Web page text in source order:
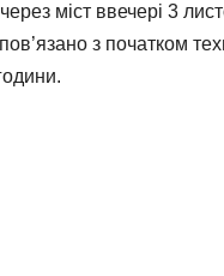
міст ввечері 3
з початком